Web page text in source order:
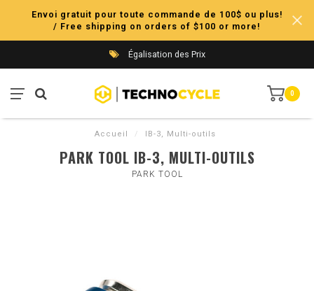
Envoi gratuit pour toute commande de 100$ ou plus!
/ Free shipping on orders of $100 or more!
Égalisation des Prix
0
Accueil / IB-3, Multi-outils
PARK TOOL IB-3, MULTI-OUTILS
PARK TOOL